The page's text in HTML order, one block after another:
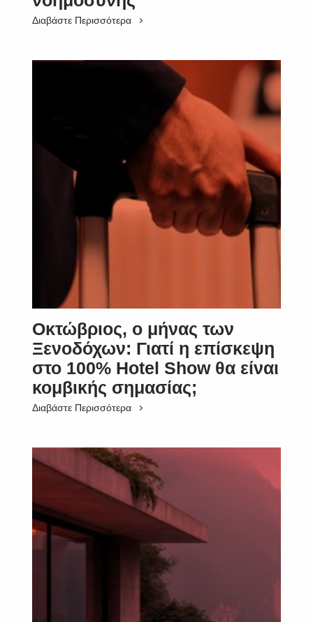
Διαβάστε Περισσότερα
Οκτώβριος, ο μήνας των
Ξενοδόχων: Γιατί η επίσκεψη
στο 100% Hotel Show θα είναι
κομβικής σημασίας;
Διαβάστε Περισσότερα